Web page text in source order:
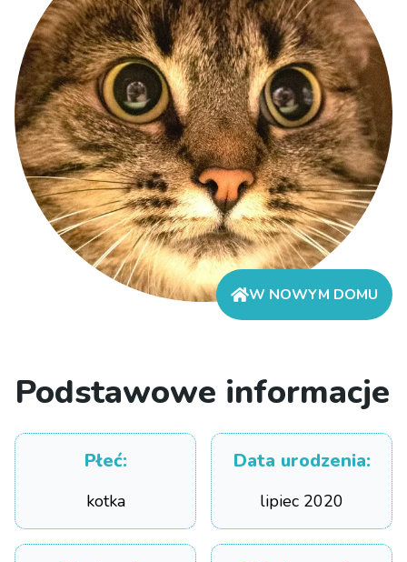
W NOWYM DOMU
Podstawowe informacje
Płeć:
kotka
Data urodzenia:
lipiec 2020